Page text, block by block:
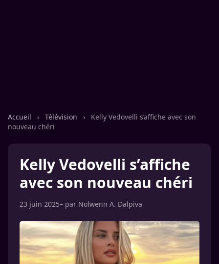
Accueil › Télévision ›
Kelly Vedovelli s’affiche avec son
nouveau chéri
Kelly Vedovelli s’affiche
avec son nouveau chéri
23 juin 2025– par Nolwenn A. Dalpiva